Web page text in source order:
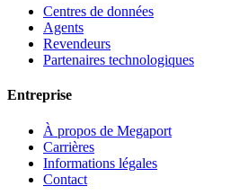
Centres de données
Agents
Revendeurs
Partenaires technologiques
Entreprise
À propos de Megaport
Carrières
Informations légales
Contact